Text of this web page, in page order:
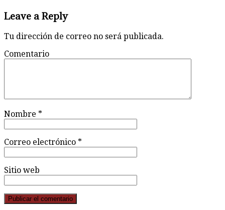
Leave a Reply
Tu dirección de correo no será publicada.
Comentario
Nombre *
Correo electrónico *
Sitio web